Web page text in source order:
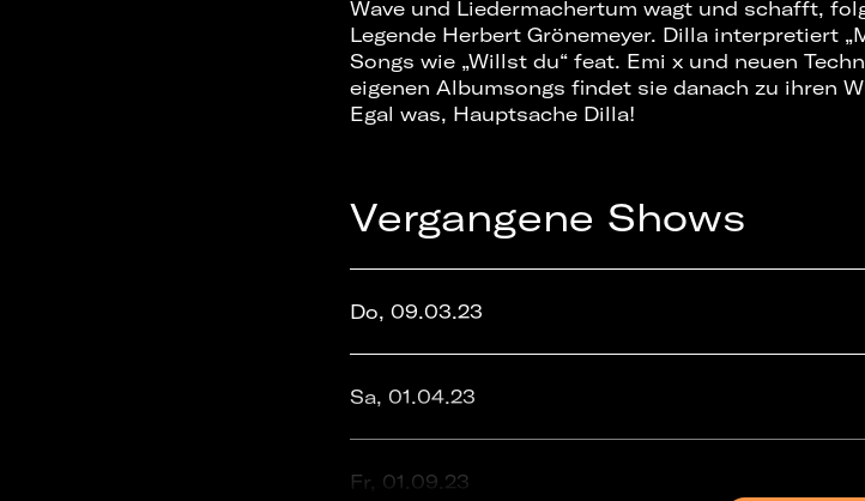
Wave und Liedermachertum wagt und schafft,
Legende Herbert Grönemeyer. Dilla interpretiert
Songs wie „Willst du“ feat. Emi x und neuen
eigenen Albumsongs findet sie danach zu ihren
Egal was, Hauptsache Dilla!
Vergangene Shows
Do, 09.03.23
Sa, 01.04.23
Fr, 01.09.23